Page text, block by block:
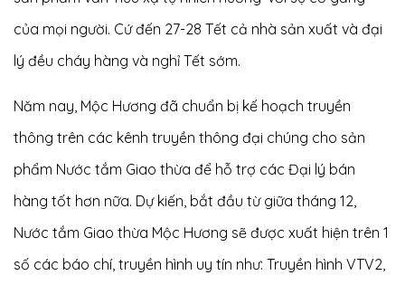
của mọi người. Cứ đến 27-28 Tết cả nhà sản xuất và đại
lý đều cháy hàng và nghỉ Tết sớm.
Năm nay, Mộc Hương đã chuẩn bị kế hoạch truyền
thông trên các kênh truyền thông đại chúng cho sản
phẩm Nước tắm Giao thừa để hỗ trợ các Đại lý bán
hàng tốt hơn nữa. Dự kiến, bắt đầu từ giữa tháng 12,
Nước tắm Giao thừa Mộc Hương sẽ được xuất hiện trên 1
số các báo chí, truyền hình uy tín như: Truyền hình VTV2,